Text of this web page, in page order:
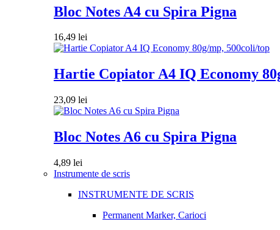
Bloc Notes A4 cu Spira Pigna
16,49 lei
Hartie Copiator A4 IQ Economy
23,09 lei
Bloc Notes A6 cu Spira Pigna
4,89 lei
Instrumente de scris
INSTRUMENTE DE SCRIS
Permanent Marker, Carioci